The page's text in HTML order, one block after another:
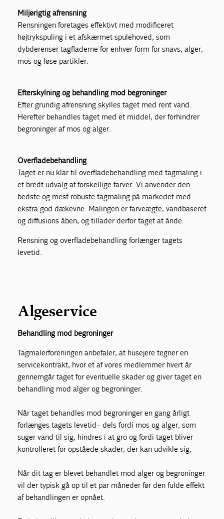
Miljørigtig afrensning
Rensningen foretages effektivt med modificeret
højtrykspuling i et afskærmet spulehoved, som
dybderenser tagfladerne for enhver form for snavs, alger,
mos og løse partikler.
Efterskylning og behandling mod begroninger
Efter grundig afrensning skylles taget med rent vand.
Herefter behandles taget med et middel, der forhindrer
begroninger af mos og alger.
Overfladebehandling
Taget er nu klar til overfladebehandling med tagmaling i
et bredt udvalg af forskellige farver. Vi anvender den
bedste og mest robuste tagmaling på markedet med
ekstra god dækevne. Malingen er farveægte, vandbaseret
og diffusions åben, og tillader derfor taget at ånde.
Rensning og overfladebehandling forlænger tagets
levetid.
Algeservice
Behandling mod begroninger
Tagmalerforeningen anbefaler, at husejere tegner en
servicekontrakt, hvor et af vores medlemmer hvert år
gennemgår taget for eventuelle skader og giver taget en
behandling mod alger og begroninger.
Når taget behandles mod begroninger en gang årligt
forlænges tagets levetid– dels fordi mos og alger, som
suger vand til sig, hindres i at gro og fordi taget bliver
kontrolleret for opståede skader, der kan udvikle sig.
Når dit tag er blevet behandlet mod alger og begroninger
vil der typisk gå op til et par måneder før den fulde effekt
af behandlingen er opnået.